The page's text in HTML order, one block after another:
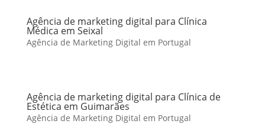
Agência de marketing digital para Clínica
Médica em Seixal
Agência de Marketing Digital em Portugal
Agência de marketing digital para Clínica de
Estética em Guimarães
Agência de Marketing Digital em Portugal